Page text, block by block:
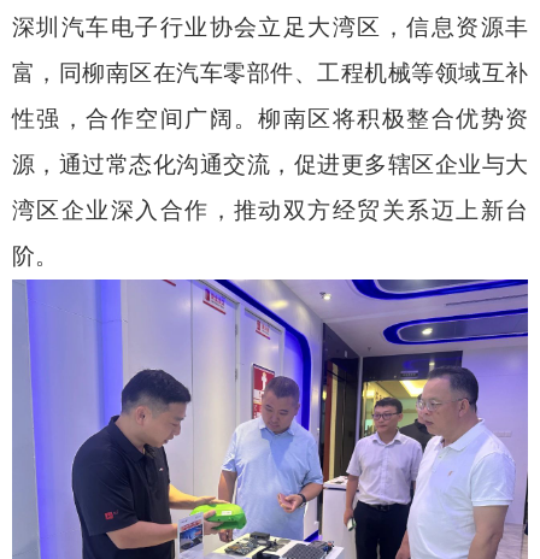
深圳汽车电子行业协会立足大湾区，信息资源丰
富，同柳南区在汽车零部件、工程机械等领域互补
性强，合作空间广阔。柳南区将积极整合优势资
源，通过常态化沟通交流，促进更多辖区企业与大
湾区企业深入合作，推动双方经贸关系迈上新台
阶。